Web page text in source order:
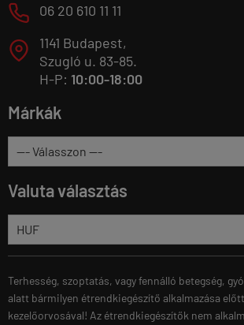
M 06 20 610 11 11
T
1141 Budapest,
Szugló u. 83-85.
H-P: 10:00-18:00
Márkák
Valuta választás
Terhesség, szoptatás, vagy fennálló betegség,
alatt bármilyen étrendkiegészítő alkalmazása
kezelőorvosával! Az étrendkiegészítők nem